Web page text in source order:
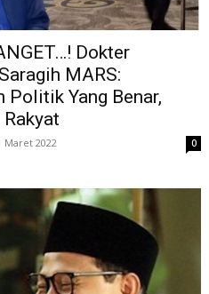
Dokter
MARS:
Politik Yang Benar,
Maret 2022 0